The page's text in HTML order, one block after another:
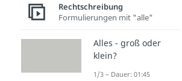
Rechtschreibung
Formulierungen mit "alle"
Alles - groß oder
klein?
1/3 – Dauer: 01:45